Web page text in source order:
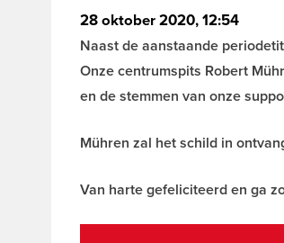
28 oktober 2020, 12:54
Naast de aanstaande
Onze centrumspits Robert
en de stemmen van onze
Mühren zal het schild in
Van harte gefeliciteerd en ga